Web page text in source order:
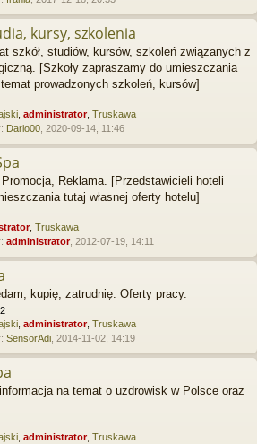
kursy, szkolenia
szkół, studiów, kursów, szkoleń związanych z
[Szkoły zapraszamy do umieszczania
prowadzonych szkoleń, kursów]
administrator, Truskawa
Dario00 , 2020-09-14, 11:46
Reklama. [Przedstawicieli hoteli
tutaj własnej oferty hotelu]
, Truskawa
administrator, 2012-07-19, 14:11
kupię, zatrudnię. Oferty pracy.
administrator, Truskawa
SensorAdi , 2014-11-02, 14:19
na temat o uzdrowisk w Polsce oraz
administrator, Truskawa